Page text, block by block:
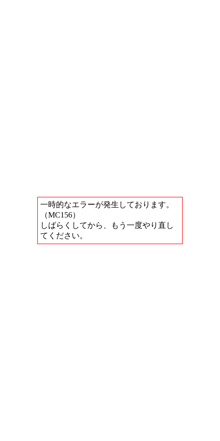
一時的なエラーが発生しております。
（MC156）
しばらくしてから、もう一度やり直し
てください。